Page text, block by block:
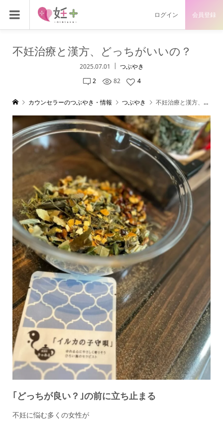
ログイン 会員登録
不妊治療と漢方、どっちがいいの？
2025.07.01
つぶやき
2
82 4
カウンセラーのつぶやき・情報 つぶやき 不妊治療と漢方、どっちがいいの？
｢どっちが良い？｣の前に立ち止まる
不妊に悩む多くの女性が